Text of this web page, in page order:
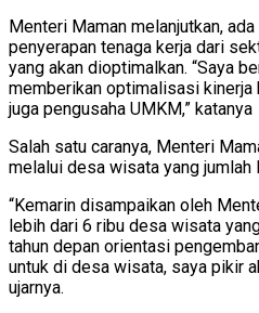
Menteri Maman melanjutkan,
penyerapan tenaga kerja dari
yang akan dioptimalkan. “Saya
memberikan optimalisasi
juga pengusaha UMKM,” katanya
Salah satu caranya, Menteri
melalui desa wisata yang jumlah
“Kemarin disampaikan oleh
lebih dari 6 ribu desa wisata
tahun depan orientasi
untuk di desa wisata, saya pikir
ujarnya.